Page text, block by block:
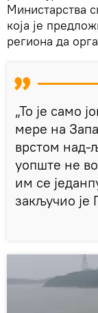
Министарства
која је
региона да
„То је само
мере на
врстом над-
уопште не
им се
закључио је